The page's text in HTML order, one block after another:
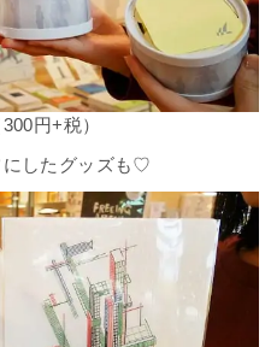
円+税）
にしたグッズも♡